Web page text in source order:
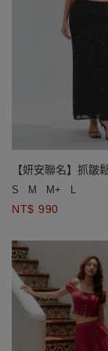
【妍安聯名】抓皺
綴後開衩直筒長裙
S M M+ L
NT$ 990